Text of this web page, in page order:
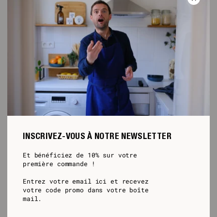
INSCRIVEZ-VOUS À NOTRE NEWSLETTER
Et bénéficiez de 10% sur votre
première commande !
Entrez votre email ici et recevez
votre code promo dans votre boîte
mail.